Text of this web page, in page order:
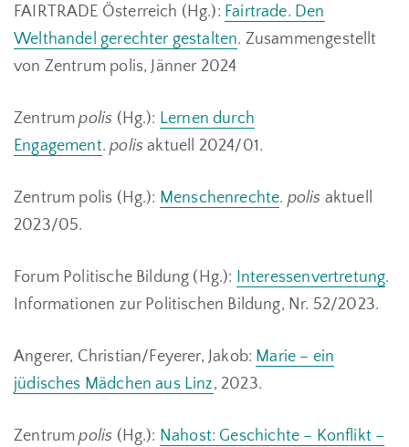
FAIRTRADE Österreich (Hg.): Fairtrade. Den
Welthandel gerechter gestalten. Zusammengestellt
von Zentrum polis, Jänner 2024
Zentrumpolis (Hg.): Lernen durch
Engagement.polisaktuell 2024/01.
Zentrum polis (Hg.): Menschenrechte. polis aktuell
2023/05.
Forum Politische Bildung (Hg.): Interessenvertretung.
Informationen zur Politischen Bildung, Nr. 52/2023.
Angerer, Christian/Feyerer, Jakob: Marie – ein
jüdisches Mädchen aus Linz, 2023.
Zentrumpolis (Hg.): Nahost: Geschichte – Konflikt –